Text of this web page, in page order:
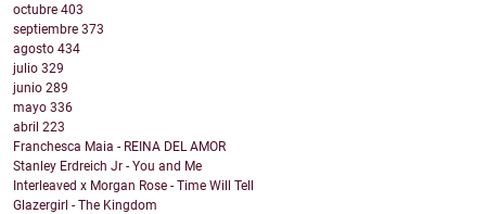
octubre 403
septiembre 373
agosto 434
julio 329
junio 289
mayo 336
abril 223
Franchesca Maia - REINA DEL AMOR
Stanley Erdreich Jr - You and Me
Interleaved x Morgan Rose - Time Will Tell
Glazergirl - The Kingdom